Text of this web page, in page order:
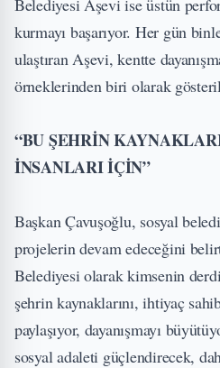
kurmayı başarıyor. Her gün
ulaştıran Aşevi, kentte
örneklerinden biri olarak
“BU ŞEHRİN
İNSANLARI İÇİN”
Başkan Çavuşoğlu, sosyal
projelerin devam edeceğini
Belediyesi olarak kimsenin
şehrin kaynaklarını, ihtiyaç
paylaşıyor, dayanışmayı
sosyal adaleti güçlendirecek,